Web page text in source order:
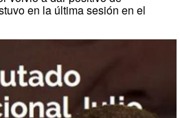
en la última sesión en el